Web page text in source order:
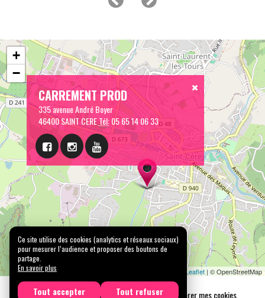
CARREMENT PROD
335 avenue André Boyer
46400 SAINT CERETél:05 65 14 06 33
+
−
Leaflet | © OpenStreetMap
Mentions légales Confidentialité Gérer mes cookies
Ce site utilise des cookies (analytics et réseaux sociaux)
pour mesurer l’audience et proposer des boutons de
partage.
En savoir plus
Tout accepter Tout refuser